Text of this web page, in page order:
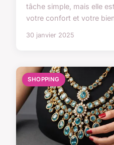
tâche simple, mais elle
votre confort et votre
30 janvier 2025
SHOPPING